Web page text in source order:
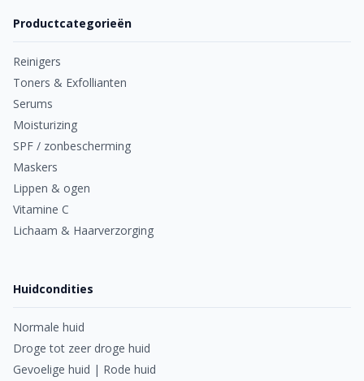
gebruik altijd een schone handdoek.
Let op
Bij medische (huid)aandoeningen, zoals psoriasis, eczeem,
acne, rosacea of diabetes, is het altijd raadzaam de
adviezen van uw arts of gespecialiseerde huidtherapeut op
te volgen.
Productcategorieën
Reinigers
Toners & Exfollianten
Serums
Moisturizing
SPF / zonbescherming
Maskers
Lippen & ogen
Vitamine C
Lichaam & Haarverzorging
Huidcondities
Normale huid
Droge tot zeer droge huid
Gevoelige huid | Rode huid